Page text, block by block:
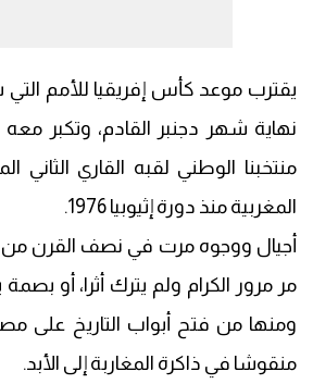
يقترب موعد كأس إفريقيا للأمم التي
نهاية شهر دجنبر القادم، وتكبر
منتخبنا الوطني لقبه القاري
المغربية منذ دورة إثيوبيا 1976.
أجيال ووجوه مرت في نصف القرن من
مر مرور الكرام ولم يترك أثرا، أو
ومنها من فتح أبواب التاريخ على
منقوشا في ذاكرة المغاربة إلى الأبد.